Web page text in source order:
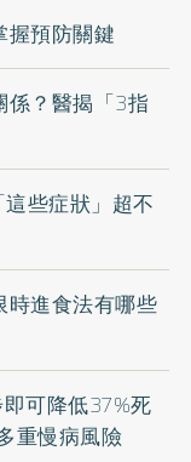
握預防關鍵
係？醫揭「3指
些症狀」超不
時進食法有哪些
可降低37%死
重慢病風險